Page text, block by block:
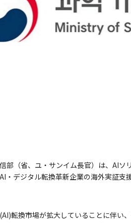
部（省、ユ・サンイム長官）は、AI
・デジタル転換革新企業の海外実証
転換市場が拡大していることに伴い